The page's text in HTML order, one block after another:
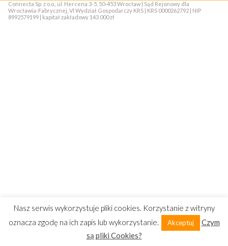
Connecta Sp. z o.o., ul. Hercena 3-5, 50-453 Wrocław | Sąd Rejonowy dla
Wrocławia-Fabrycznej, VI Wydział Gospodarczy KRS | KRS 0000262792 | NIP
8992579199 | kapitał zakładowy 143 000 zł
Nasz serwis wykorzystuje pliki cookies. Korzystanie z witryny
oznacza zgodę na ich zapis lub wykorzystanie.
Akceptuj
Czym
są pliki Cookies?